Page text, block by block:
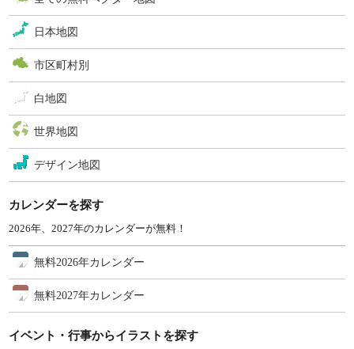
日本地図
市区町村別
白地図
世界地図
デザイン地図
カレンダーを探す
2026年、2027年のカレンダーが無料！
無料2026年カレンダー
無料2027年カレンダー
イベント・行事からイラストを探す